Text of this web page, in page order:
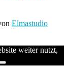
Elmastudio
weiter nutzt,